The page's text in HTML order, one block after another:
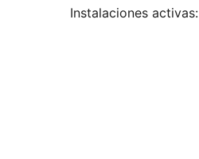
Instalaciones activas: